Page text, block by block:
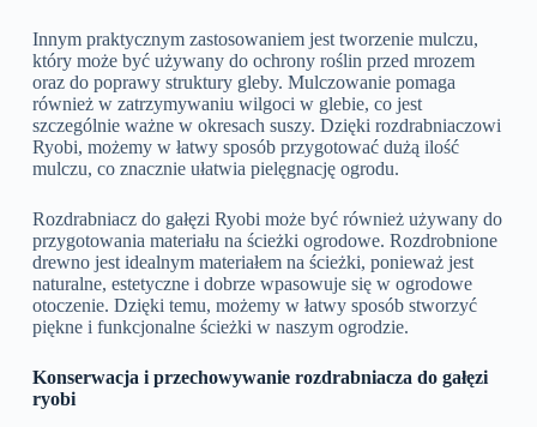
Innym praktycznym zastosowaniem jest tworzenie mulczu,
który może być używany do ochrony roślin przed mrozem
oraz do poprawy struktury gleby. Mulczowanie pomaga
również w zatrzymywaniu wilgoci w glebie, co jest
szczególnie ważne w okresach suszy. Dzięki rozdrabniaczowi
Ryobi, możemy w łatwy sposób przygotować dużą ilość
mulczu, co znacznie ułatwia pielęgnację ogrodu.
Rozdrabniacz do gałęzi Ryobi może być również używany do
przygotowania materiału na ścieżki ogrodowe. Rozdrobnione
drewno jest idealnym materiałem na ścieżki, ponieważ jest
naturalne, estetyczne i dobrze wpasowuje się w ogrodowe
otoczenie. Dzięki temu, możemy w łatwy sposób stworzyć
piękne i funkcjonalne ścieżki w naszym ogrodzie.
Konserwacja i przechowywanie rozdrabniacza do gałęzi
ryobi